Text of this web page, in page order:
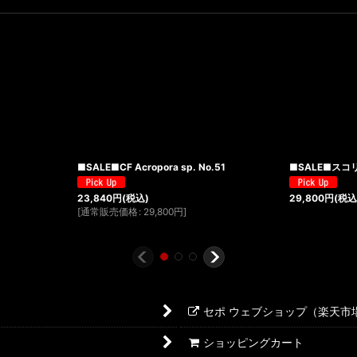
■SALE■CF Acropora sp. No.51
23,840円(税込)
[通常販売価格 : 29,800円]
■SALE■スコ
29,800円(税
セポ ウェブショップ（楽天市
ショッピングカート